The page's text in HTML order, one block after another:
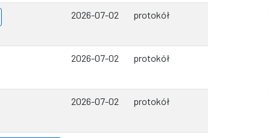
2026-07-02 protokół
2026-07-02 protokół
2026-07-02 protokół